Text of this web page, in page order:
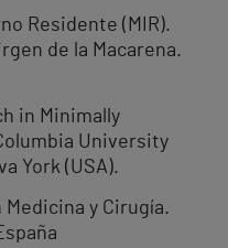
Residente (MIR).
de la Macarena.
in Minimally
University
York (USA).
Medicina y Cirugía.